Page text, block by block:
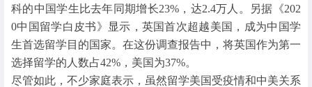
科的中国学生比去年同期增长23%，达2.4万人。另据《202
0中国留学白皮书》显示，英国首次超越美国，成为中国学
生首选留学目的国家。在这份调查报告中，将英国作为第一
选择留学的人数占42%，美国为37%。
尽管如此，不少家庭表示，虽然留学美国受疫情和中美关系